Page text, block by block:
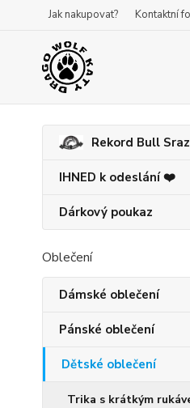
Jak nakupovat? Kontaktní
Rekord Bull
IHNED k odeslání ❤️
Dárkový poukaz
Oblečení
Dámské oblečení
Pánské oblečení
Dětské oblečení
Trika s krátkým